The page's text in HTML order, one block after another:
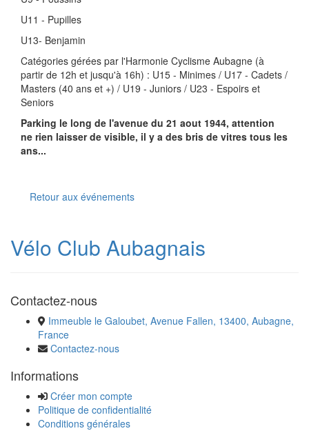
U11 - Pupilles
U13- Benjamin
Catégories gérées par l'Harmonie Cyclisme Aubagne (à
partir de 12h et jusqu'à 16h) : U15 - Minimes / U17 - Cadets /
Masters (40 ans et +) / U19 - Juniors / U23 - Espoirs et
Seniors
Parking le long de l'avenue du 21 aout 1944, attention
ne rien laisser de visible, il y a des bris de vitres tous les
ans...
Retour aux événements
Vélo Club Aubagnais
Contactez-nous
Immeuble le Galoubet, Avenue Fallen, 13400, Aubagne,
France
Contactez-nous
Informations
Créer mon compte
Politique de confidentialité
Conditions générales